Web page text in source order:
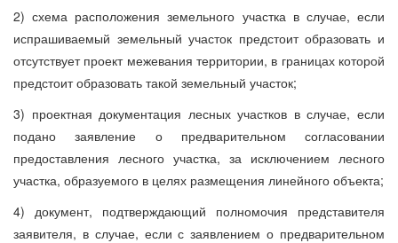
2) схема расположения земельного участка в случае, если
испрашиваемый земельный участок предстоит образовать и
отсутствует проект межевания территории, в границах которой
предстоит образовать такой земельный участок;
3) проектная документация лесных участков в случае, если
подано заявление о предварительном согласовании
предоставления лесного участка, за исключением лесного
участка, образуемого в целях размещения линейного объекта;
4) документ, подтверждающий полномочия представителя
заявителя, в случае, если с заявлением о предварительном